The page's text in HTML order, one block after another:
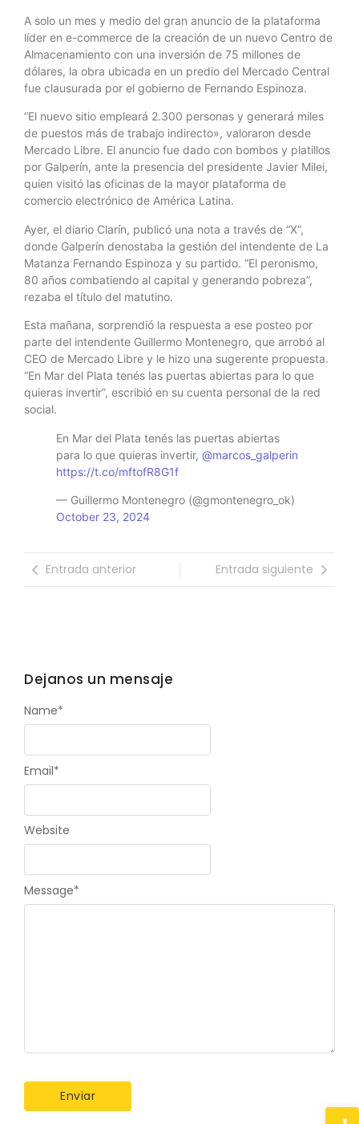
A solo un mes y medio del gran anuncio de la plataforma
líder en e-commerce de la creación de un nuevo Centro de
Almacenamiento con una inversión de 75 millones de
dólares, la obra ubicada en un predio del Mercado Central
fue clausurada por el gobierno de Fernando Espinoza.
“El nuevo sitio empleará 2.300 personas y generará miles
de puestos más de trabajo indirecto», valoraron desde
Mercado Libre. El anuncio fue dado con bombos y platillos
por Galperín, ante la presencia del presidente Javier Milei,
quien visitó las oficinas de la mayor plataforma de
comercio electrónico de América Latina.
Ayer, el diario Clarín, publicó una nota a través de “X”,
donde Galperín denostaba la gestión del intendente de La
Matanza Fernando Espinoza y su partido. “El peronismo,
80 años combatiendo al capital y generando pobreza”,
rezaba el título del matutino.
Esta mañana, sorprendió la respuesta a ese posteo por
parte del intendente Guillermo Montenegro, que arrobó al
CEO de Mercado Libre y le hizo una sugerente propuesta.
“En Mar del Plata tenés las puertas abiertas para lo que
quieras invertir”, escribió en su cuenta personal de la red
social.
En Mar del Plata tenés las puertas abiertas
para lo que quieras invertir, @marcos_galperin
https://t.co/mftofR8G1f
— Guillermo Montenegro (@gmontenegro_ok)
October 23, 2024
Entrada anterior Entrada siguiente
Dejanos un mensaje
Message*
Name*
Email*
Website